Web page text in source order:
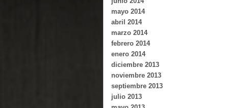
mayo 2014
abril 2014
marzo 2014
febrero 2014
enero 2014
diciembre 2013
noviembre 2013
septiembre 2013
julio 2013